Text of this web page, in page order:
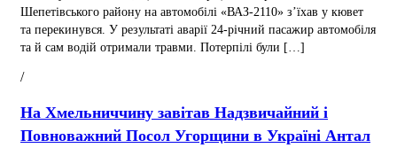
Шепетівського району на автомобілі «ВАЗ-2110» з’їхав у кювет
та перекинувся. У результаті аварії 24-річний пасажир автомобіля
та й сам водій отримали травми. Потерпілі були […]
/
На Хмельниччину завітав Надзвичайний і
Повноважний Посол Угорщини в Україні Антал